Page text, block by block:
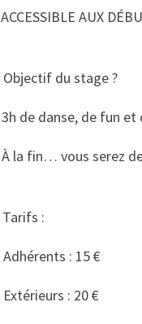
ACCESSIBLE AUX
Objectif du stage ?
3h de danse, de fun et
À la fin… vous serez
Tarifs :
Adhérents : 15 €
Extérieurs : 20 €